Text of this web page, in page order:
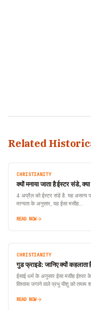
Related
CHRISTIANITY
क्यों मनाया जाता है ईस्टर संडे,
4 अप्रैल को ईस्टर संडे है. यह असत्य पर
मान्यता के अनुसार, यह ईसा मसीह…
READ NOW
CHRISTIANITY
गुड फ्राइडे: जानिए क्यों
ईसाई धर्म के अनुसार ईसा मसीह
विश्वास जगाने वाले प्रभु यीशु को तमाम
READ NOW